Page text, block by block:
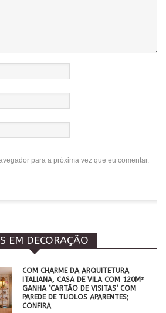
para a próxima vez que eu comentar.
EM DECORAÇÃO
COM CHARME DA ARQUITETURA
ITALIANA, CASA DE VILA COM 120M²
GANHA ‘CARTÃO DE VISITAS’ COM
PAREDE DE TIJOLOS APARENTES;
CONFIRA